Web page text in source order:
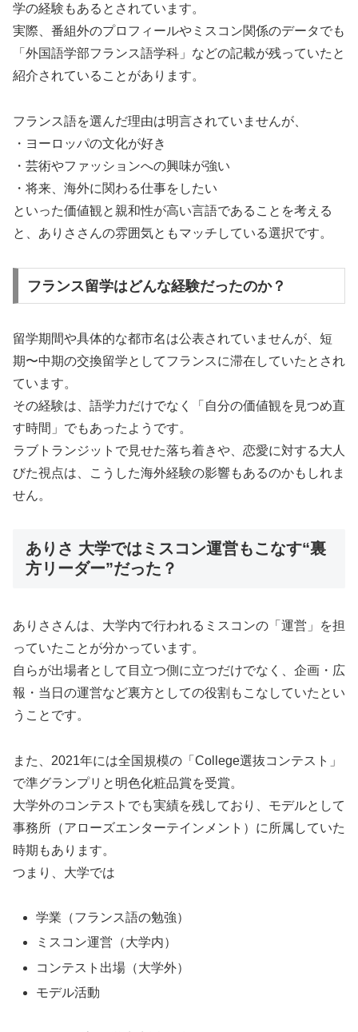
学の経験もあるとされています。
実際、番組外のプロフィールやミスコン関係のデータでも
「外国語学部フランス語学科」などの記載が残っていたと
紹介されていることがあります。
フランス語を選んだ理由は明言されていませんが、
・ヨーロッパの文化が好き
・芸術やファッションへの興味が強い
・将来、海外に関わる仕事をしたい
といった価値観と親和性が高い言語であることを考える
と、ありささんの雰囲気ともマッチしている選択です。
フランス留学はどんな経験だったのか？
留学期間や具体的な都市名は公表されていませんが、短
期〜中期の交換留学としてフランスに滞在していたとされ
ています。
その経験は、語学力だけでなく「自分の価値観を見つめ直
す時間」でもあったようです。
ラブトランジットで見せた落ち着きや、恋愛に対する大人
びた視点は、こうした海外経験の影響もあるのかもしれま
せん。
ありさ 大学ではミスコン運営もこなす“裏
方リーダー”だった？
ありささんは、大学内で行われるミスコンの「運営」を担
っていたことが分かっています。
自らが出場者として目立つ側に立つだけでなく、企画・広
報・当日の運営など裏方としての役割もこなしていたとい
うことです。
また、2021年には全国規模の「College選抜コンテスト」
で準グランプリと明色化粧品賞を受賞。
大学外のコンテストでも実績を残しており、モデルとして
事務所（アローズエンターテインメント）に所属していた
時期もあります。
つまり、大学では
学業（フランス語の勉強）
ミスコン運営（大学内）
コンテスト出場（大学外）
モデル活動